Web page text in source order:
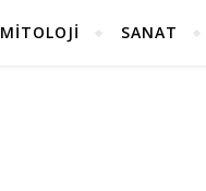
MITOLOJI SANAT